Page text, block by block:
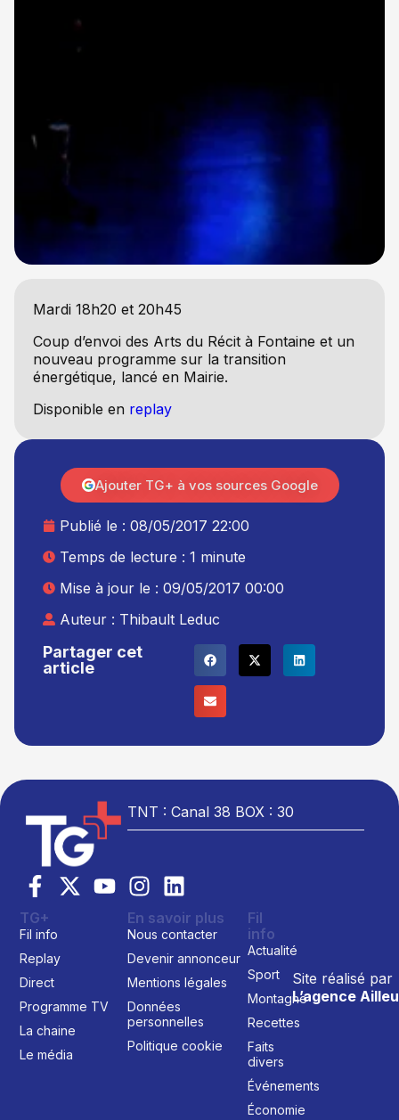
Mardi 18h20 et 20h45
Coup d’envoi des Arts du Récit à Fontaine et un
nouveau programme sur la transition
énergétique, lancé en Mairie.
Disponible en replay
Partager cet
article
Publié le : 08/05/2017 22:00
Temps de lecture : 1 minute
Mise à jour le : 09/05/2017 00:00
Auteur : Thibault Leduc
Ajouter TG+ à vos sources Google
TNT : Canal 38 BOX : 30
Site réalisé par
L’agence
TG+
Fil info
Replay
Direct
Programme TV
La chaine
Le média
En savoir plus
Nous contacter
Devenir annonceur
Mentions légales
Données
personnelles
Politique cookie
Fil
info
Actualité
Sport
Montagne
Recettes
Faits
divers
Événements
Économie